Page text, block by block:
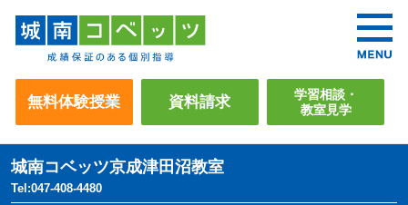
無料体験授業 資料請求
学習相談・
教室見学
城南コベッツ京成津田沼教室
Tel:047-408-4480